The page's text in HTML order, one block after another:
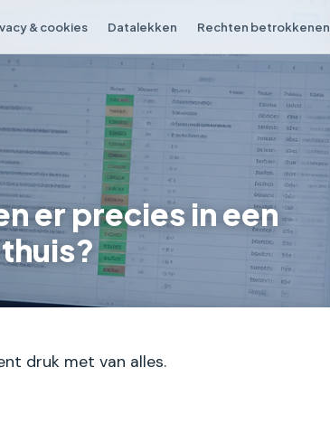
& cookies Datalekken Rechten betrokkenen
er precies in een
druk met van alles.